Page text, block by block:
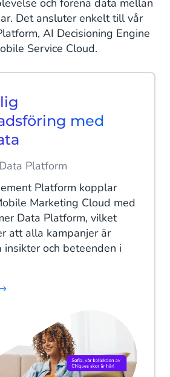
och förena data mellan
Det ansluter enkelt till vår
AI Decisioning Engine
Service Cloud.
med
Platform
Platform kopplar
Marketing Cloud med
Data Platform, vilket
att alla kampanjer är
insikter och beteenden i